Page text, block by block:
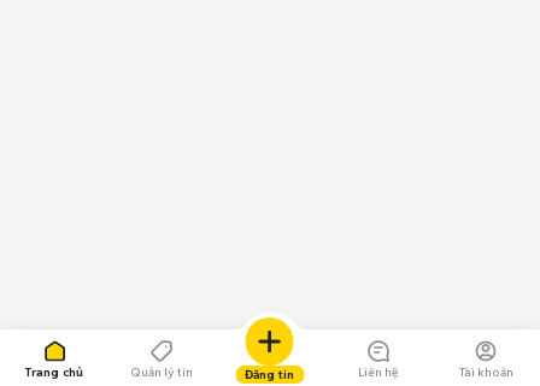
Trang chủ Quản lý tin Đăng tin Liên hệ Tài khoản